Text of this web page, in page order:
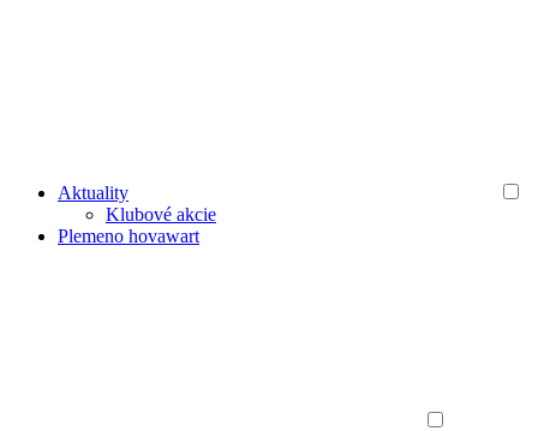
Aktuality
Klubové akcie
Plemeno hovawart